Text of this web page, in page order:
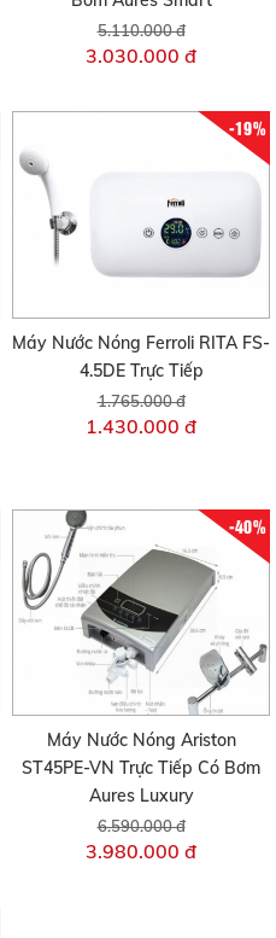
5.110.000 đ
3.030.000 đ
-19%
Máy Nước Nóng Ferroli RITA FS-
4.5DE Trực Tiếp
1.765.000 đ
1.430.000 đ
-40%
Máy Nước Nóng Ariston
ST45PE-VN Trực Tiếp Có Bơm
Aures Luxury
6.590.000 đ
3.980.000 đ